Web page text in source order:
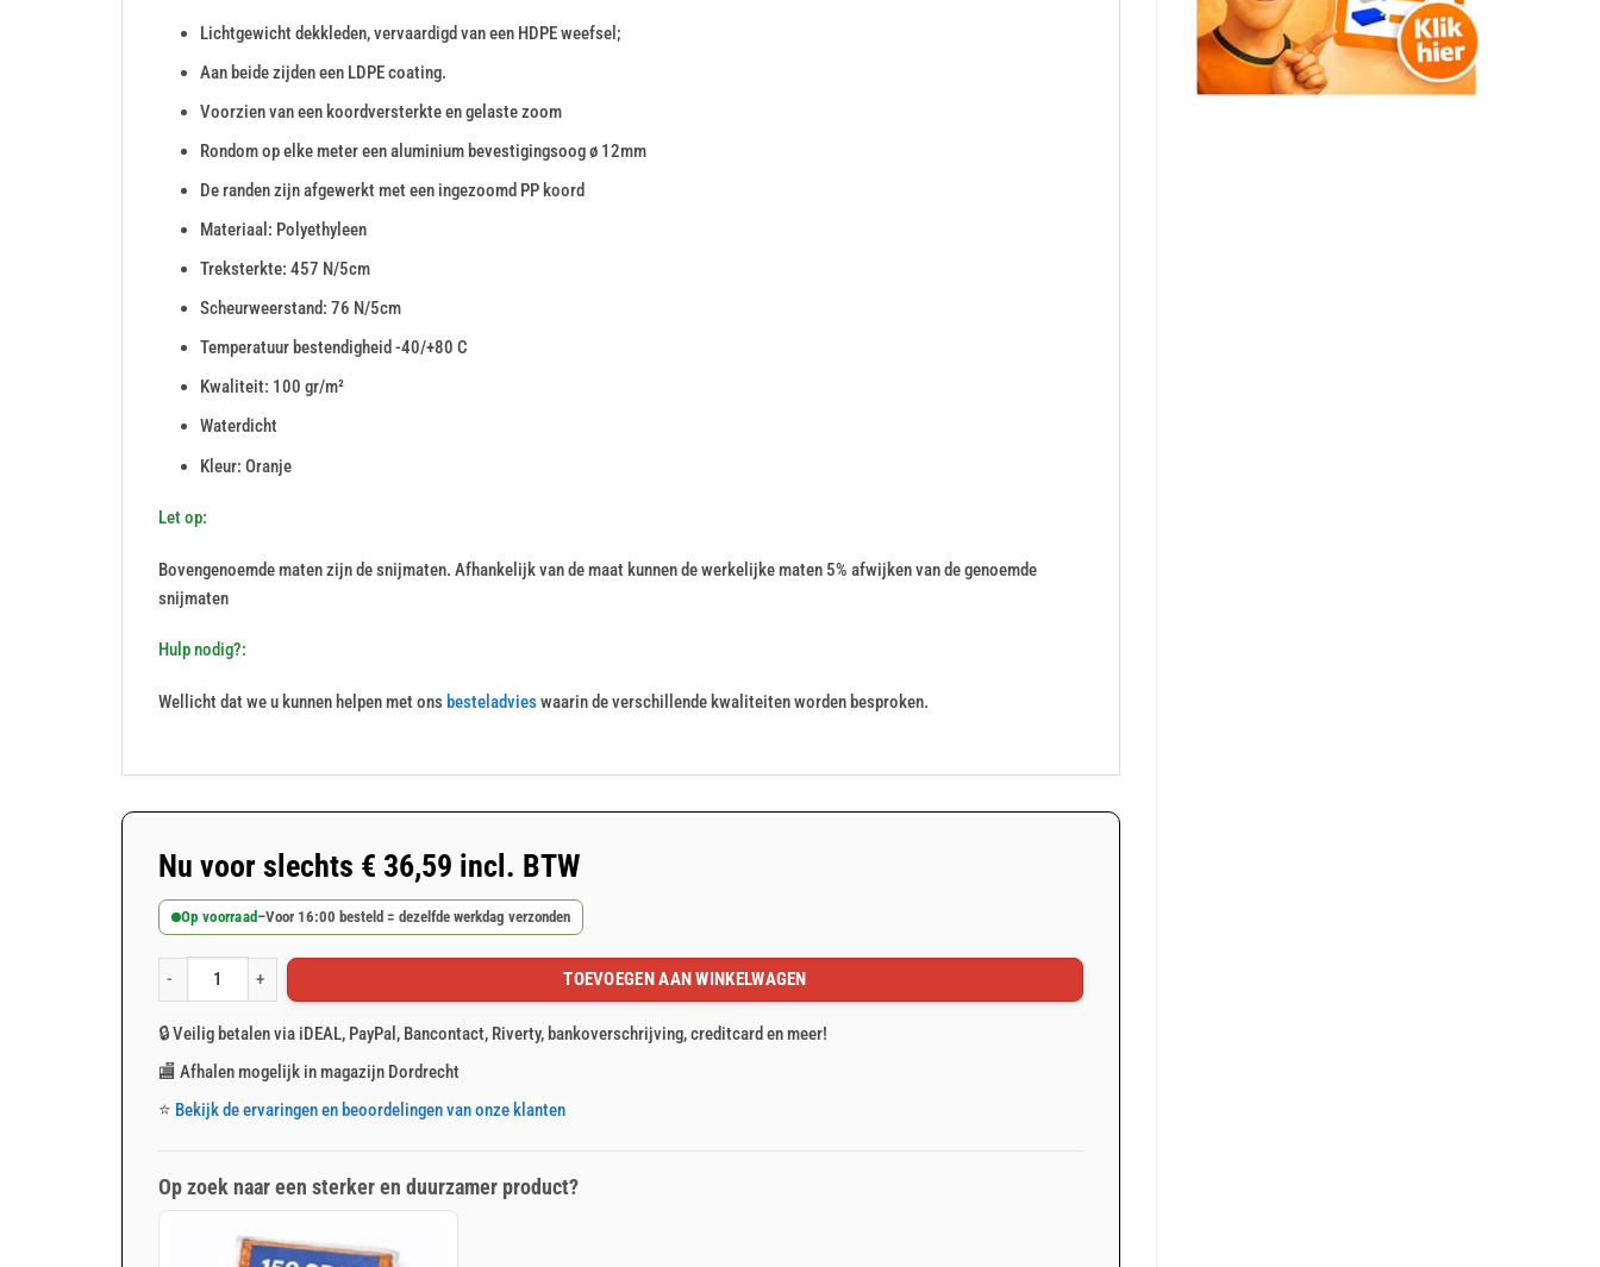
Lichtgewicht dekkleden, vervaardigd van een HDPE weefsel;
Aan beide zijden een LDPE coating.
Voorzien van een koordversterkte en gelaste zoom
Rondom op elke meter een aluminium bevestigingsoog ø 12mm
De randen zijn afgewerkt met een ingezoomd PP koord
Materiaal: Polyethyleen
Treksterkte: 457 N/5cm
Scheurweerstand: 76 N/5cm
Temperatuur bestendigheid -40/+80 C
Kwaliteit: 100 gr/m²
Waterdicht
Kleur: Oranje
Let op:
Bovengenoemde maten zijn de snijmaten. Afhankelijk van de maat kunnen de werkelijke maten 5% afwijken van de genoemde
snijmaten
Hulp nodig?:
Wellicht dat we u kunnen helpen met ons besteladvieswaarin de verschillende kwaliteiten worden besproken.
Nu voor slechts € 36,59 incl. BTW
Op voorraad –Voor 16:00 besteld = dezelfde werkdag verzonden
Oranje afdekzeil 6x10m 100gr/m² aantal TOEVOEGEN AAN WINKELWAGEN
🔒 Veilig betalen via iDEAL, PayPal, Bancontact, Riverty, bankoverschrijving, creditcard en meer!
🏬 Afhalen mogelijk in magazijn Dordrecht
⭐ Bekijk de ervaringen en beoordelingen van onze klanten
Op zoek naar een sterker en duurzamer product?